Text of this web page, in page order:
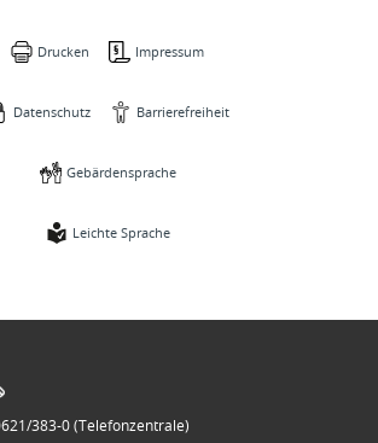
Drucken Impressum
Datenschutz Barrierefreiheit
Gebärdensprache
Leichte Sprache
383-0 (Telefonzentrale)